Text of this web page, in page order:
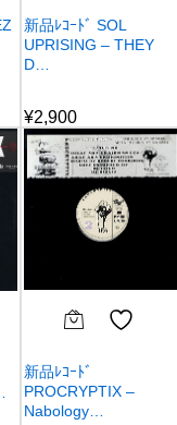
新品ﾚｺｰﾄﾞ SOL
UPRISING – THEY
D…
¥2,900
新品ﾚｺｰﾄﾞ
PROCRYPTIX –
Nabology…